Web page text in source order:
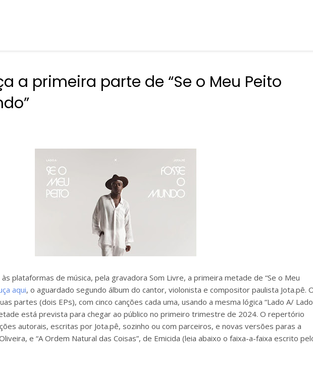
a primeira parte de “Se o Meu Peito
plataformas de música, pela gravadora Som Livre, a primeira metade de “Se o Meu
aqui, o aguardado segundo álbum do cantor, violonista e compositor paulista Jota.pê.
partes (dois EPs), com cinco canções cada uma, usando a mesma lógica “Lado A/ Lado
está prevista para chegar ao público no primeiro trimestre de 2024. O repertório
autorais, escritas por Jota.pê, sozinho ou com parceiros, e novas versões paras a
e “A Ordem Natural das Coisas”, de Emicida (leia abaixo o faixa-a-faixa escrito